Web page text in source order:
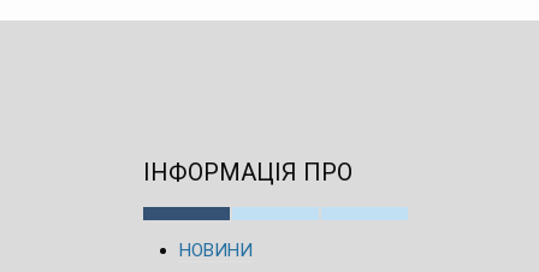
ІНФОРМАЦІЯ ПРО
НОВИНИ